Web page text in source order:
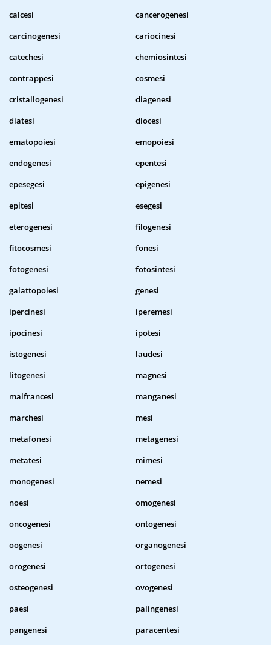
calcesi
cancerogenesi
carcinogenesi
cariocinesi
catechesi
chemiosintesi
contrappesi
cosmesi
cristallogenesi
diagenesi
diatesi
diocesi
ematopoiesi
emopoiesi
endogenesi
epentesi
epesegesi
epigenesi
epitesi
esegesi
eterogenesi
filogenesi
fitocosmesi
fonesi
fotogenesi
fotosintesi
galattopoiesi
genesi
ipercinesi
iperemesi
ipocinesi
ipotesi
istogenesi
laudesi
litogenesi
magnesi
malfrancesi
manganesi
marchesi
mesi
metafonesi
metagenesi
metatesi
mimesi
monogenesi
nemesi
noesi
omogenesi
oncogenesi
ontogenesi
oogenesi
organogenesi
orogenesi
ortogenesi
osteogenesi
ovogenesi
paesi
palingenesi
pangenesi
paracentesi